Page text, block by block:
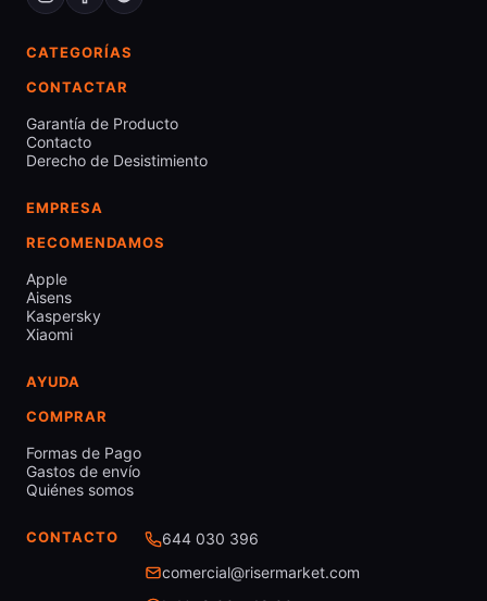
CATEGORÍAS
CONTACTAR
Garantía de Producto
Contacto
Derecho de Desistimiento
EMPRESA
RECOMENDAMOS
Apple
Aisens
Kaspersky
Xiaomi
AYUDA
COMPRAR
Formas de Pago
Gastos de envío
Quiénes somos
CONTACTO
644 030 396
comercial@risermarket.com